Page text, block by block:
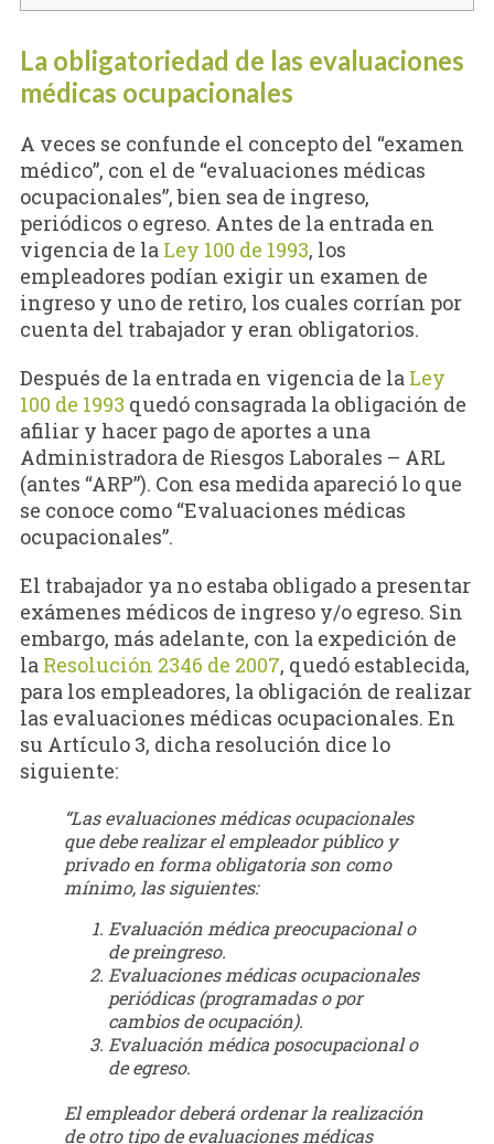
La obligatoriedad de las evaluaciones
médicas ocupacionales
A veces se confunde el concepto del “examen
médico”, con el de “evaluaciones médicas
ocupacionales”, bien sea de ingreso,
periódicos o egreso. Antes de la entrada en
vigencia de la Ley 100 de 1993, los
empleadores podían exigir un examen de
ingreso y uno de retiro, los cuales corrían por
cuenta del trabajador y eran obligatorios.
Después de la entrada en vigencia de la Ley
100 de 1993 quedó consagrada la obligación de
afiliar y hacer pago de aportes a una
Administradora de Riesgos Laborales – ARL
(antes “ARP”). Con esa medida apareció lo que
se conoce como “Evaluaciones médicas
ocupacionales”.
El trabajador ya no estaba obligado a presentar
exámenes médicos de ingreso y/o egreso. Sin
embargo, más adelante, con la expedición de
la Resolución 2346 de 2007, quedó establecida,
para los empleadores, la obligación de realizar
las evaluaciones médicas ocupacionales. En
su Artículo 3, dicha resolución dice lo
siguiente:
“Las evaluaciones médicas ocupacionales
que debe realizar el empleador público y
privado en forma obligatoria son como
mínimo, las siguientes:
Evaluación médica preocupacional o
de preingreso.
Evaluaciones médicas ocupacionales
periódicas (programadas o por
cambios de ocupación).
Evaluación médica posocupacional o
de egreso.
El empleador deberá ordenar la realización
de otro tipo de evaluaciones médicas